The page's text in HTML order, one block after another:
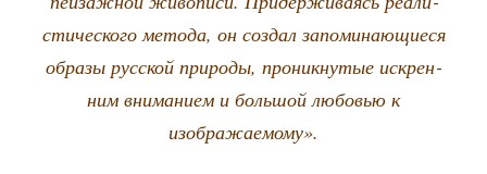
сти­че­ско­го мето­да, он создал запо­ми­на­ю­щи­е­ся
обра­зы рус­ской при­ро­ды, про­ник­ну­тые искрен­
ним вни­ма­ни­ем и боль­шой любо­вью к
изображаемому».